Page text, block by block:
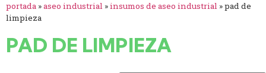
portada »aseo industrial »insumos de aseo industrial »pad de
limpieza
PAD DE LIMPIEZA